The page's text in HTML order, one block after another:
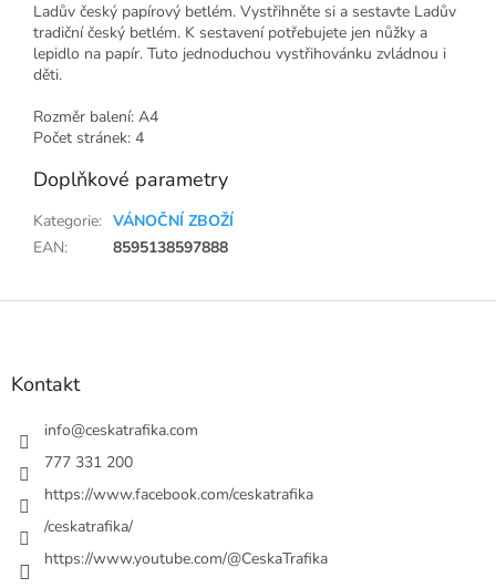
Ladův český papírový betlém. Vystřihněte si a sestavte Ladův
tradiční český betlém. K sestavení potřebujete jen nůžky a
lepidlo na papír. Tuto jednoduchou vystřihovánku zvládnou i
děti.
Rozměr balení: A4
Počet stránek: 4
Doplňkové parametry
Kategorie: VÁNOČNÍ ZBOŽÍ
EAN: 8595138597888
Z
Kontakt
info@ceskatrafika.com
777 331 200
https://www.facebook.com/ceskatrafika
/ceskatrafika/
https://www.youtube.com/@CeskaTrafika